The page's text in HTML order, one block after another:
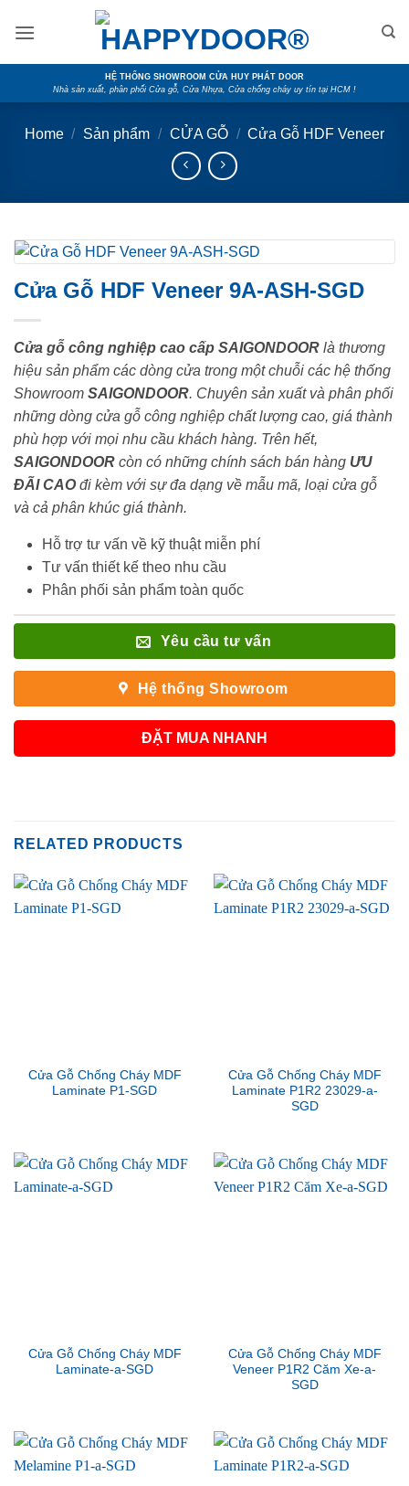
HỆ THỐNG SHOWROOM CỬA HUY PHÁT DOOR
Nhà sản xuất, phân phối Cửa gỗ, Cửa Nhựa, Cửa chống cháy uy tín tại HCM !
Home / Sản phẩm / CỬA GỖ / Cửa Gỗ HDF Veneer
Cửa Gỗ HDF Veneer 9A-ASH-SGD
Cửa gỗ công nghiệp cao cấp SAIGONDOOR là thương
hiệu sản phẩm các dòng cửa trong một chuỗi các hệ thống
Showroom SAIGONDOOR. Chuyên sản xuất và phân phối
những dòng cửa gỗ công nghiệp chất lượng cao, giá thành
phù hợp với mọi nhu cầu khách hàng. Trên hết,
SAIGONDOOR còn có những chính sách bán hàng ƯU
ĐÃI CAOđi kèm với sự đa dạng về mẫu mã, loại cửa gỗ
và cả phân khúc giá thành.
Hỗ trợ tư vấn về kỹ thuật miễn phí
Tư vấn thiết kế theo nhu cầu
Phân phối sản phẩm toàn quốc
Yêu cầu tư vấn
Hệ thống Showroom
ĐẶT MUA NHANH
RELATED PRODUCTS
Cửa Gỗ Chống Cháy MDF
Laminate P1-SGD
Cửa Gỗ Chống Cháy MDF
Laminate P1R2 23029-a-
SGD
Cửa Gỗ Chống Cháy MDF
Laminate-a-SGD
Cửa Gỗ Chống Cháy MDF
Veneer P1R2 Căm Xe-a-
SGD